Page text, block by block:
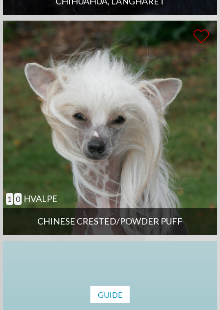
CHINESE CRESTED/POWDER PUFF
1 0 HVALPE
GUIDE